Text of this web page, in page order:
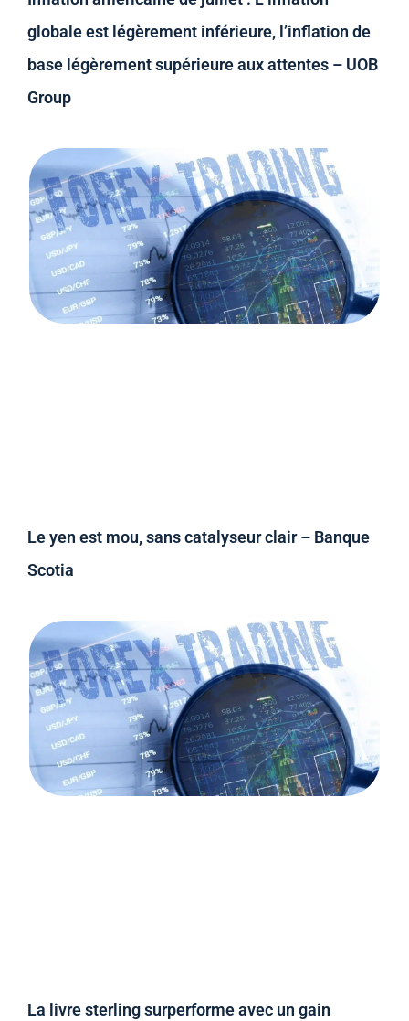
globale est légèrement inférieure, l’inflation de
base légèrement supérieure aux attentes – UOB
Group
Le yen est mou, sans catalyseur clair – Banque
Scotia
La livre sterling surperforme avec un gain